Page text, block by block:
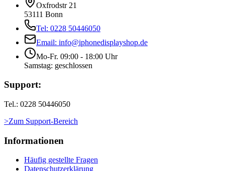
Oxfrodstr 21
53111 Bonn
Tel: 0228 50446050
Email: info@iphonedisplayshop.de
Mo-Fr. 09:00 - 18:00 Uhr
Samstag: geschlossen
Support:
Tel.: 0228 50446050
>Zum Support-Bereich
Informationen
Häufig gestellte Fragen
Datenschutzerklärung